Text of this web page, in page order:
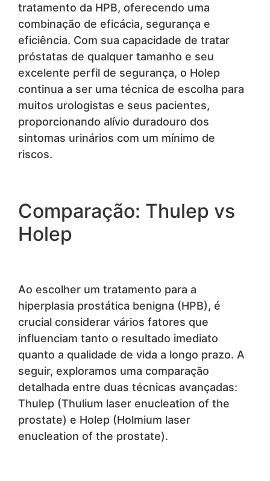
tratamento da HPB, oferecendo uma
combinação de eficácia, segurança e
eficiência. Com sua capacidade de tratar
próstatas de qualquer tamanho e seu
excelente perfil de segurança, o Holep
continua a ser uma técnica de escolha para
muitos urologistas e seus pacientes,
proporcionando alívio duradouro dos
sintomas urinários com um mínimo de
riscos.
Comparação: Thulep vs
Holep
Ao escolher um tratamento para a
hiperplasia prostática benigna (HPB), é
crucial considerar vários fatores que
influenciam tanto o resultado imediato
quanto a qualidade de vida a longo prazo. A
seguir, exploramos uma comparação
detalhada entre duas técnicas avançadas:
Thulep (Thulium laser enucleation of the
prostate) e Holep (Holmium laser
enucleation of the prostate).